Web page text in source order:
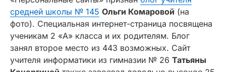
средней школы № 145 Ольги Комаровой (на
фото). Специальная интернет-страница посвящена
ученикам 2 «А» класса и их родителям. Блог
занял второе место из 443 возможных. Сайт
учителя информатики из гимназии № 26 Татьяны